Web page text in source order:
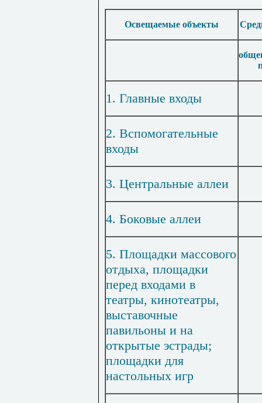
Освещаемые объекты
1. Главные входы
2. Вспомогательные
входы
3. Центральные аллеи
4. Боковые аллеи
5. Площадки массового
отдыха, площадки
перед входами в
театры, кинотеатры,
выставочные
павильоны и на
открытые эстрады;
площадки для
настольных игр